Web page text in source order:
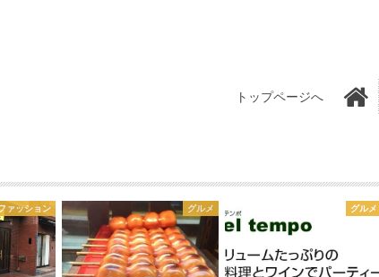
トップページへ
ァッション グルメ グルメ